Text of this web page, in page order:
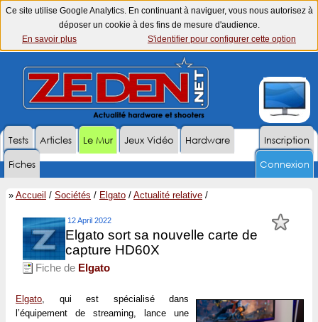
Ce site utilise Google Analytics. En continuant à naviguer, vous nous autorisez à
déposer un cookie à des fins de mesure d'audience.
En savoir plus
S'identifier pour configurer cette option
Inscription
Tests Articles Le Mur Jeux Vidéo
Hardware
Fiches
Connexion
» Accueil / Sociétés / Elgato / Actualité relative /
12 April 2022
Elgato sort sa nouvelle carte de
capture HD60X
Fiche de Elgato
Elgato, qui est spécialisé dans
l’équipement de streaming, lance une